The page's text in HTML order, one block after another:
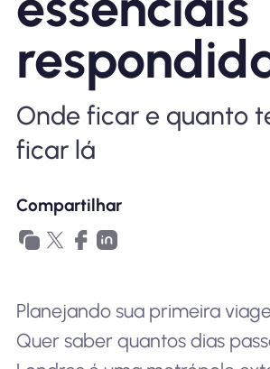
Por que Nomad eSIM
Usando um eSIM
Onde ficar e quanto
ficar lá
Compartilhar
Planejando sua primeira
Quer saber quantos dias